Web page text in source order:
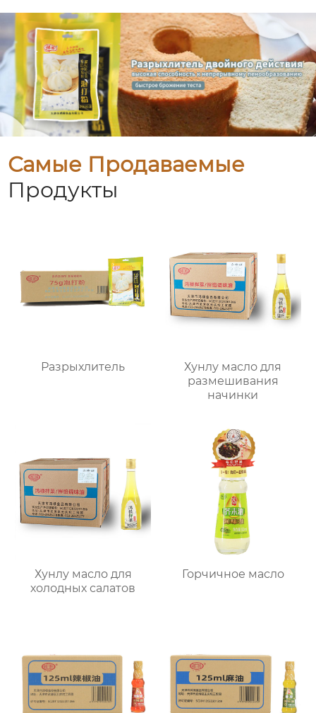
Самые Продаваемые
Продукты
Разрыхлитель
Хунлу масло для
размешивания
начинки
Хунлу масло для
холодных салатов
Горчичное масло